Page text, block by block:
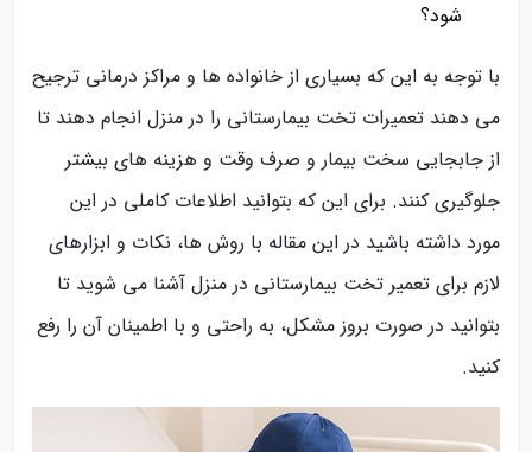
شود؟
با توجه به این که بسیاری از خانواده‌ ها و مراکز درمانی ترجیح
می‌ دهند تعمیرات تخت بیمارستانی را در منزل انجام دهند تا
از جابجایی سخت بیمار و صرف وقت و هزینه‌ های بیشتر
جلوگیری کنند. برای این که بتوانید اطلاعات کاملی در این
مورد داشته باشید در این مقاله با روش‌ ها، نکات و ابزارهای
لازم برای تعمیر تخت بیمارستانی در منزل آشنا می‌ شوید تا
بتوانید در صورت بروز مشکل، به‌ راحتی و با اطمینان آن را رفع
کنید.